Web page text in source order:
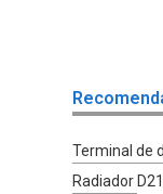
Terminal de
Radiador D21